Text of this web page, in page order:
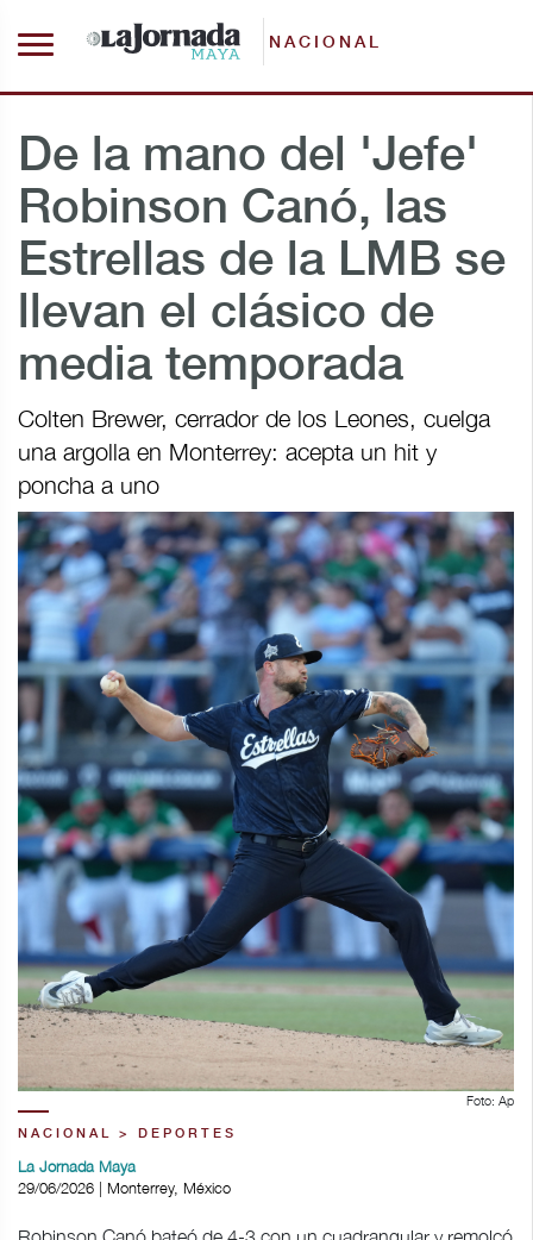
NACIONAL
De la mano del 'Jefe'
Robinson Canó, las
Estrellas de la LMB se
llevan el clásico de
media temporada
Colten Brewer, cerrador de los Leones, cuelga
una argolla en Monterrey: acepta un hit y
poncha a uno
Foto: Ap
NACIONAL > DEPORTES
La Jornada Maya
29/06/2026 | Monterrey, México